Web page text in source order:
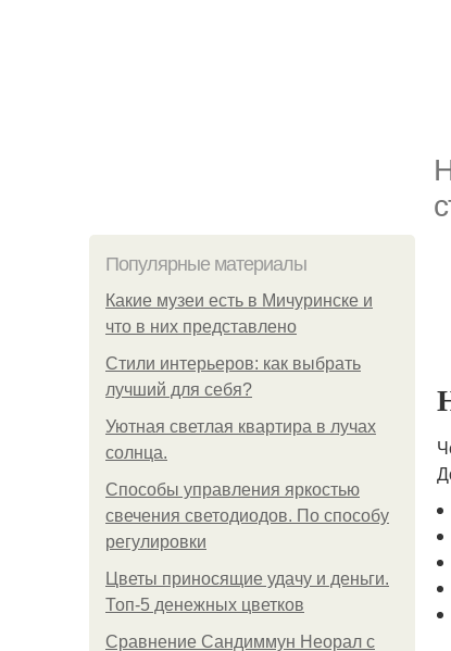
Популярные материалы
Какие музеи есть в Мичуринске и
что в них представлено
Стили интерьеров: как выбрать
лучший для себя?
Уютная светлая квартира в лучах
солнца.
Способы управления яркостью
свечения светодиодов. По способу
регулировки
Цветы приносящие удачу и деньги.
Топ-5 денежных цветков
Сравнение Сандиммун Неорал с